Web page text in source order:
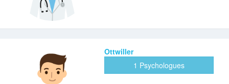
Ottwiller
1 Psychologues